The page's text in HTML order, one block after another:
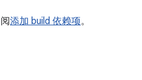
添加 build 依赖项。